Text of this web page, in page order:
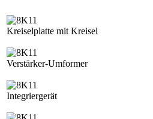
Kreiselplatte mit Kreisel
Verstärker-Umformer
Integriergerät